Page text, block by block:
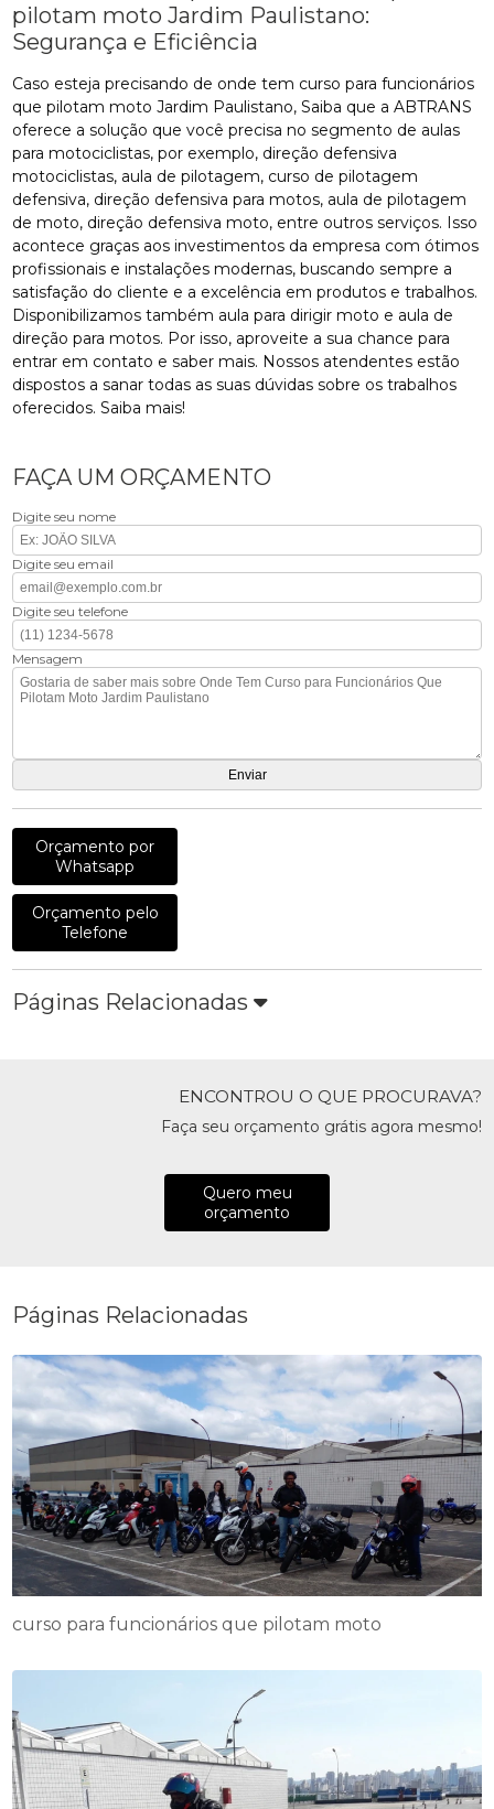
pilotam moto Jardim Paulistano:
Segurança e Eficiência
Caso esteja precisando de onde tem curso para funcionários
que pilotam moto Jardim Paulistano, Saiba que a ABTRANS
oferece a solução que você precisa no segmento de aulas
para motociclistas, por exemplo, direção defensiva
motociclistas, aula de pilotagem, curso de pilotagem
defensiva, direção defensiva para motos, aula de pilotagem
de moto, direção defensiva moto, entre outros serviços. Isso
acontece graças aos investimentos da empresa com ótimos
profissionais e instalações modernas, buscando sempre a
satisfação do cliente e a excelência em produtos e trabalhos.
Disponibilizamos também aula para dirigir moto e aula de
direção para motos. Por isso, aproveite a sua chance para
entrar em contato e saber mais. Nossos atendentes estão
dispostos a sanar todas as suas dúvidas sobre os trabalhos
oferecidos. Saiba mais!
FAÇA UM ORÇAMENTO
Digite seu nome
Digite seu email
Digite seu telefone
Mensagem
Orçamento por
Whatsapp
Orçamento pelo
Telefone
Páginas Relacionadas
ENCONTROU O QUE PROCURAVA?
Faça seu orçamento grátis agora mesmo!
Quero meu
orçamento
Páginas Relacionadas
curso para funcionários que pilotam moto